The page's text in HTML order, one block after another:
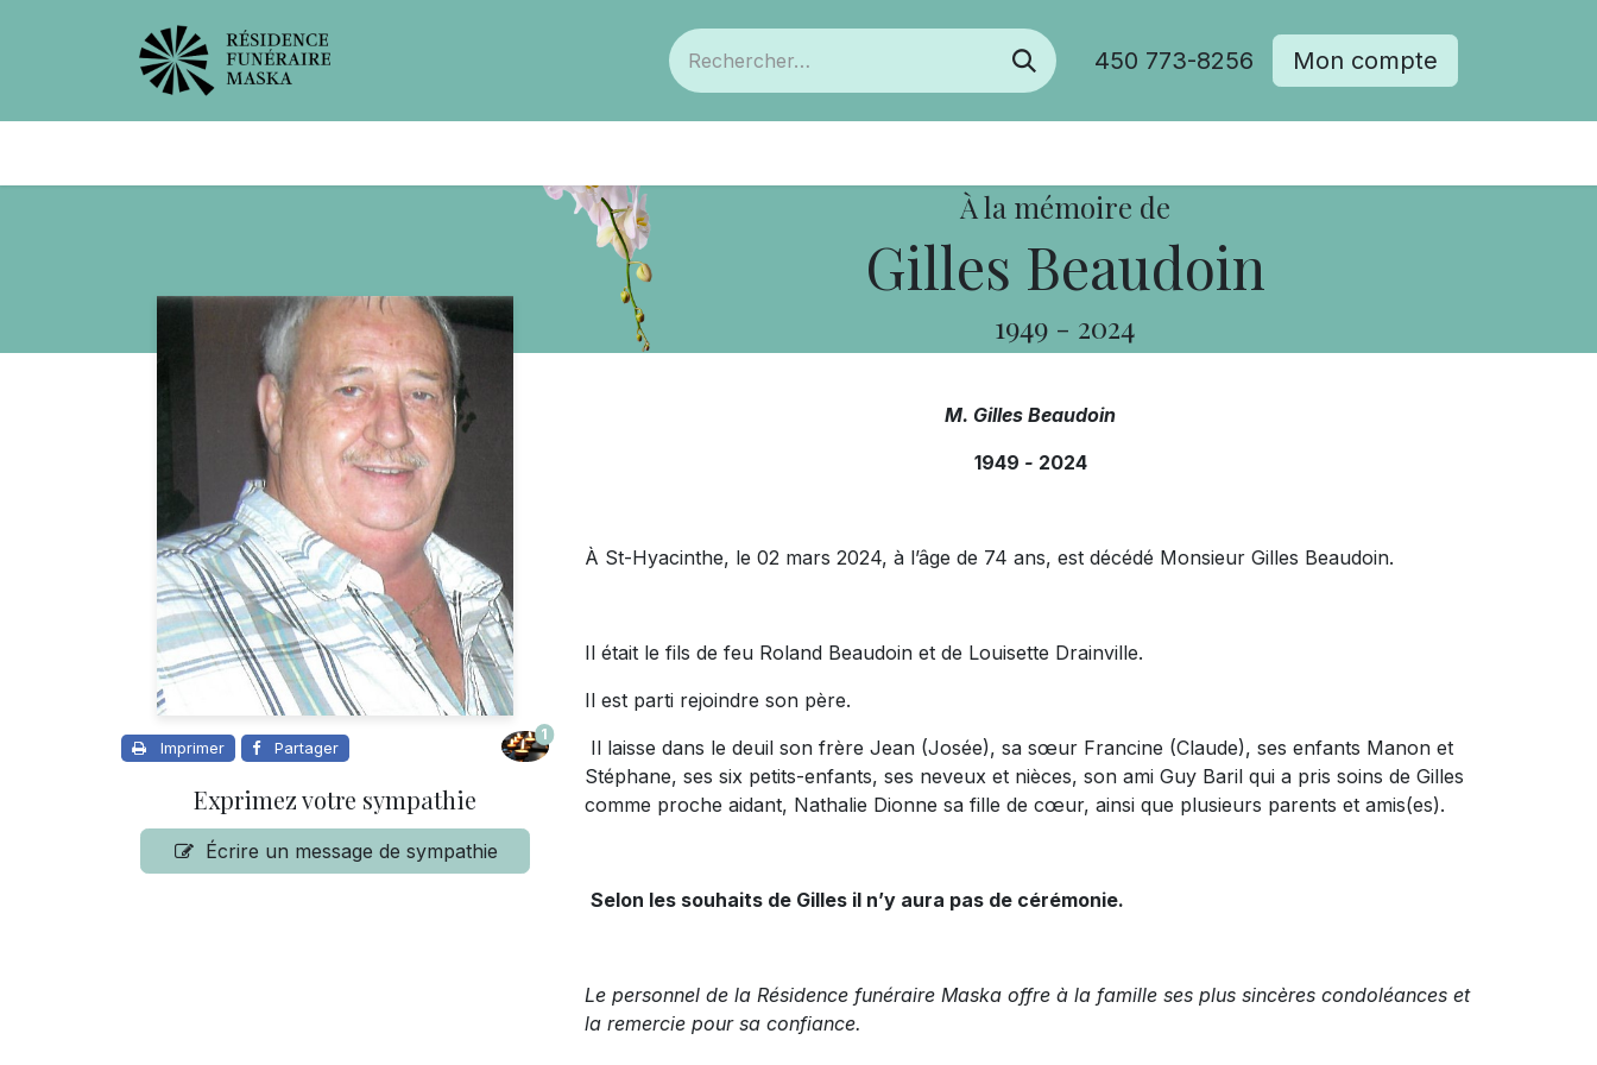
450 773-8256 Mon compte
À la mémoire de
Gilles Beaudoin
1949 - 2024
Imprimer Partager
1
Exprimez votre sympathie
Écrire un message de sympathie
M. Gilles Beaudoin
1949 - 2024
À St-Hyacinthe, le 02 mars 2024, à l’âge de 74 ans, est décédé Monsieur Gilles Beaudoin.
Il était le fils de feu Roland Beaudoin et de Louisette Drainville.
Il est parti rejoindre son père.
Il laisse dans le deuil son frère Jean (Josée), sa sœur Francine (Claude), ses enfants Manon et
Stéphane, ses six petits-enfants, ses neveux et nièces, son ami Guy Baril qui a pris soins de Gilles
comme proche aidant, Nathalie Dionne sa fille de cœur, ainsi que plusieurs parents et amis(es).
Selon les souhaits de Gilles il n’y aura pas de cérémonie.
Le personnel de la Résidence funéraire Maska offre à la famille ses plus sincères condoléances et
la remercie pour sa confiance.